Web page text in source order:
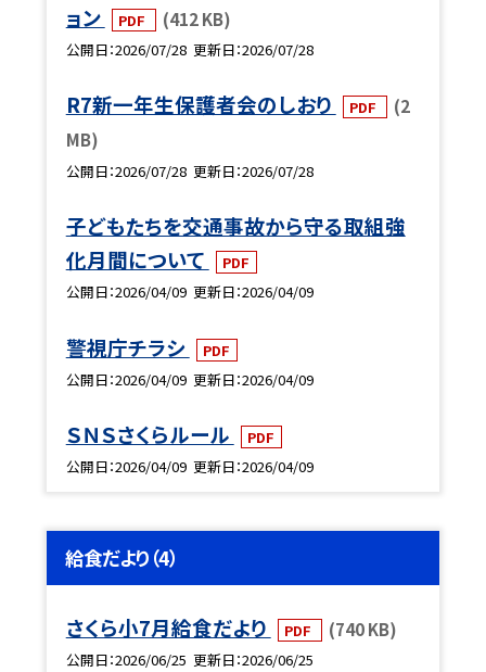
ョン
PDF (412 KB)
公開日 2026/07/28 更新日 2026/07/28
R7新一年生保護者会のしおり PDF
(2
MB)
公開日 2026/07/28 更新日 2026/07/28
子どもたちを交通事故から守る取組強
化月間について
PDF
公開日 2026/04/09 更新日 2026/04/09
警視庁チラシ
PDF
公開日 2026/04/09 更新日 2026/04/09
ＳＮＳさくらルール
PDF
公開日 2026/04/09 更新日 2026/04/09
給食だより（4）
さくら小7月給食だより PDF (740 KB)
公開日 2026/06/25 更新日 2026/06/25